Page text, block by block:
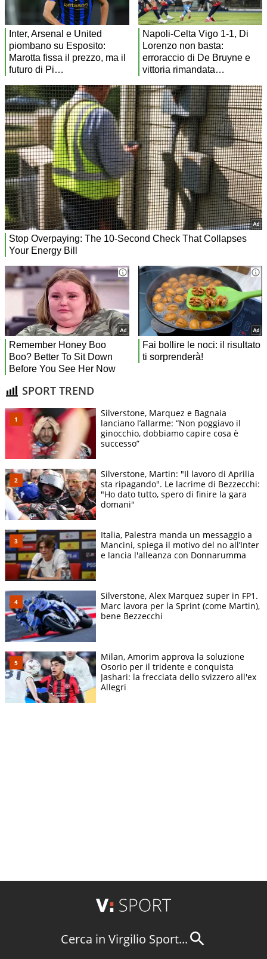
SPORT TREND
Silverstone, Marquez e Bagnaia
lanciano l’allarme: “Non poggiavo il
ginocchio, dobbiamo capire cosa è
successo”
Silverstone, Martin: "Il lavoro di Aprilia
sta ripagando". Le lacrime di Bezzecchi:
"Ho dato tutto, spero di finire la gara
domani"
Italia, Palestra manda un messaggio a
Mancini, spiega il motivo del no all’Inter
e lancia l'alleanza con Donnarumma
Silverstone, Alex Marquez super in FP1.
Marc lavora per la Sprint (come Martin),
bene Bezzecchi
Milan, Amorim approva la soluzione
Osorio per il tridente e conquista
Jashari: la frecciata dello svizzero all'ex
Allegri
Cerca in Virgilio Sport...